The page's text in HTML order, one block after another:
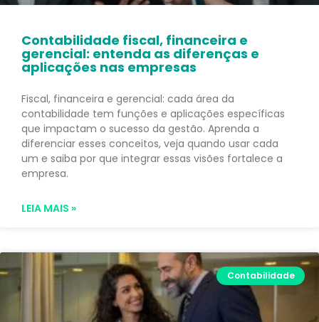
Contabilidade fiscal, financeira e
gerencial: entenda as diferenças e
aplicações nas empresas
Fiscal, financeira e gerencial: cada área da
contabilidade tem funções e aplicações específicas
que impactam o sucesso da gestão. Aprenda a
diferenciar esses conceitos, veja quando usar cada
um e saiba por que integrar essas visões fortalece a
empresa.
LEIA MAIS »
Contabilidade